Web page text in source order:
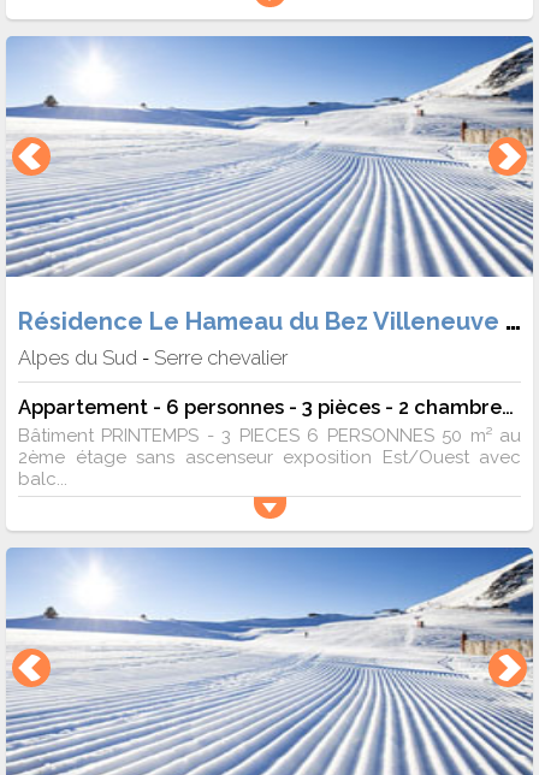
Résidence Le Hameau du Bez Villeneuve 1400
Alpes du Sud - Serre chevalier
Appartement - 6 personnes - 3 pièces - 2 chambres - 50 m²
Bâtiment PRINTEMPS - 3 PIECES 6 PERSONNES 50 m² au
2ème étage sans ascenseur exposition Est/Ouest avec
balc...